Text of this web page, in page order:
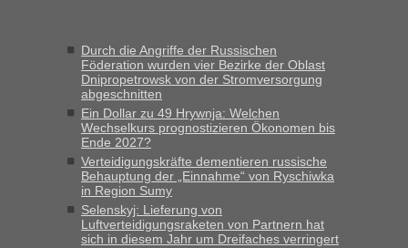
Bernd D-UAinBerichte und Reisetipps • Re: An welchem
Grenzübergang zwischen Polen und der Ukraine geht es am
schnellsten?
„Bin am Montag 15.6.26 um 8 Uhr in Urgyniw ausgereist,
das erste Mal an einem Montagmorgen ca. 15 Fahrzeuge
vor mir, bin sonst der Erste oder Zweite, egal, nach ca 20
Minuten wurde dann die nächste Welle...“
Berichte und Reisetipps • Re: An welchem
Grenzübergang zwischen Polen und der Ukraine geht es am
schnellsten?
Durch die Angriffe der Russischen
Föderation wurden vier Bezirke der Oblast
Dnipropetrowsk von der Stromversorgung
abgeschnitten
Ein Dollar zu 49 Hrywnja: Welchen
Wechselkurs prognostizieren Ökonomen bis
Ende 2027?
Verteidigungskräfte dementieren russische
Behauptung der „Einnahme“ von Ryschiwka
in Region Sumy
Selenskyj: Lieferung von
Luftverteidigungsraketen von Partnern hat
sich in diesem Jahr um Dreifaches verringert